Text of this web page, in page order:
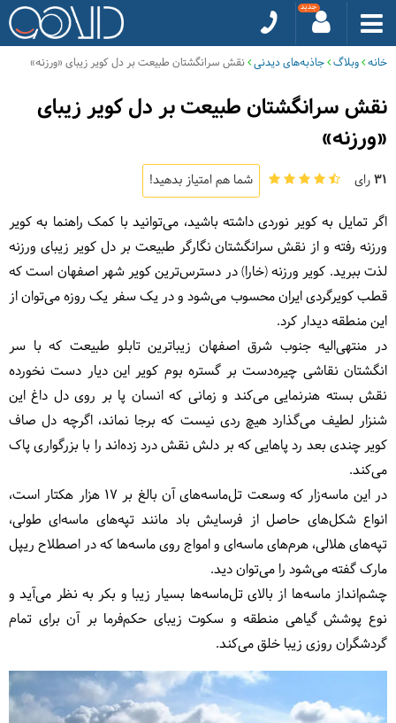
خانه وبلاگ جاذبه‌های دیدنی نقش سرانگشتان طبیعت بر دل کویر زیبای «ورزنه»
نقش سرانگشتان طبیعت بر دل کویر زیبای
«ورزنه»
31رای شما هم امتیاز بدهید!
اگر تمایل به کویر نوردی داشته باشید، می‌توانید با کمک راهنما به کویر
ورزنه رفته و از نقش سرانگشتان نگارگر طبیعت بر دل کویر زیبای ورزنه
لذت ببرید. کویر ورزنه (خارا) در دسترس‌ترین کویر شهر اصفهان است که
قطب کویرگردی ایران محسوب می‌شود و در یک سفر یک روزه مى‌توان از
این منطقه دیدار کرد.
در منتهى‌الیه جنوب شرق اصفهان زیباترین تابلو طبیعت که با سر
انگشتان نقاشى چیره‌دست بر گستره بوم کویر این دیار دست نخورده
نقش بسته هنرنمایى مى‌کند و زمانی که انسان پا بر روی دل داغ این
شنزار لطیف می‌گذارد هیچ ردى نیست که برجا نماند، اگرچه دل صاف
کویر چندی بعد رد پاهایی که بر دلش نقش درد زده‌اند را با بزرگواری پاک
می‌کند.
در این ماسه‌زار که وسعت تل‌ماسه‌های آن بالغ بر 17 هزار هکتار است،
انواع شکل‌های حاصل از فرسایش باد مانند تپه‌هاى ماسه‌اى طولى،
تپه‌هاى هلالى، هرم‌هاى ماسه‌اى و امواج روى ماسه‌ها که در اصطلاح ریپل
مارک گفته می‌شود را می‌توان دید.
چشم‌انداز ماسه‌ها از بالاى تل‌ماسه‌ها بسیار زیبا و بکر به نظر مى‌آید و
نوع پوشش گیاهى منطقه و سکوت زیباى حکم‌فرما بر آن براى تمام
گردشگران روزى زیبا خلق می‌کند.